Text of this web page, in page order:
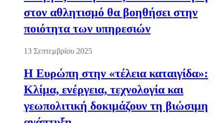
στον αθλητισμό θα βοηθήσει στην
ποιότητα των υπηρεσιών
13 Σεπτεμβρίου 2025
Η Ευρώπη στην «τέλεια καταιγίδα»:
Κλίμα, ενέργεια, τεχνολογία και
γεωπολιτική δοκιμάζουν τη βιώσιμη